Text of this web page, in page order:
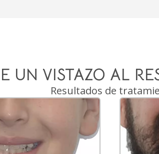
UN VISTAZO AL
Resultados de